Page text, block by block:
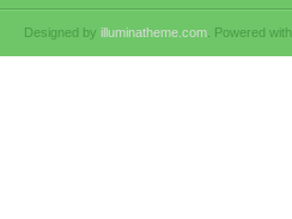
Designed by illuminatheme.com . Powered with